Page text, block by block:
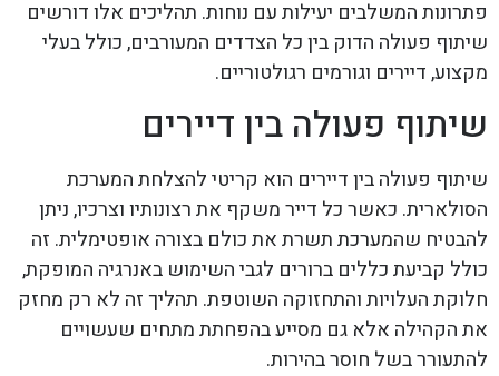
פתרונות המשלבים יעילות עם נוחות. תהליכים אלו דורשים
שיתוף פעולה הדוק בין כל הצדדים המעורבים, כולל בעלי
מקצוע, דיירים וגורמים רגולטוריים.
שיתוף פעולה בין דיירים
שיתוף פעולה בין דיירים הוא קריטי להצלחת המערכת
הסולארית. כאשר כל דייר משקף את רצונותיו וצרכיו, ניתן
להבטיח שהמערכת תשרת את כולם בצורה אופטימלית. זה
כולל קביעת כללים ברורים לגבי השימוש באנרגיה המופקת,
חלוקת העלויות והתחזוקה השוטפת. תהליך זה לא רק מחזק
את הקהילה אלא גם מסייע בהפחתת מתחים שעשויים
להתעורר בשל חוסר בהירות.